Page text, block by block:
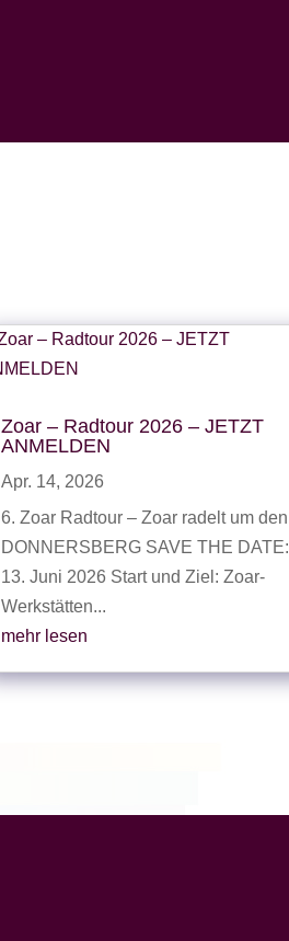
Zoar – Radtour 2026 – JETZT
ANMELDEN
Apr. 14, 2026
6. Zoar Radtour – Zoar radelt um den
DONNERSBERG SAVE THE DATE:
13. Juni 2026 Start und Ziel: Zoar-
Werkstätten...
mehr lesen